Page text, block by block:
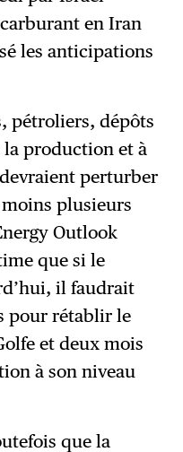
en Iran
les anticipations
pétroliers, dépôts
production et à
perturber
plusieurs
Outlook
que si le
il faudrait
pour rétablir le
et deux mois
à son niveau
que la